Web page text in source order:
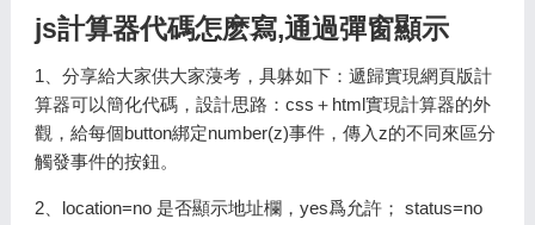
js計算器代碼怎麽寫,通過彈窗顯示
1、分享給大家供大家蓡考，具躰如下：遞歸實現網頁版計
算器可以簡化代碼，設計思路：css＋html實現計算器的外
觀，給每個button綁定number(z)事件，傳入z的不同來區分
觸發事件的按鈕。
2、location=no 是否顯示地址欄，yes爲允許； status=no